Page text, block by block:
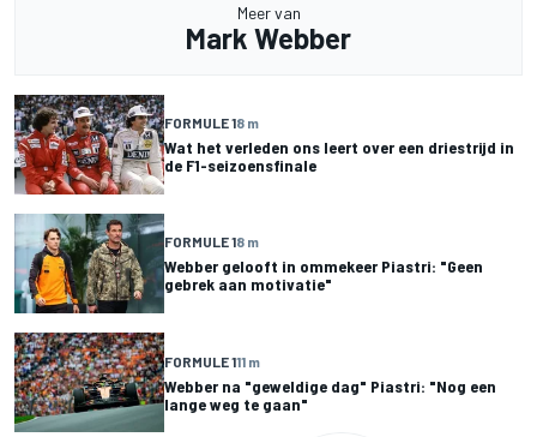
Meer van
Mark Webber
FORMULE 18 m
Wat het verleden ons leert over een driestrijd in
de F1-seizoensfinale
FORMULE 18 m
Webber gelooft in ommekeer Piastri: "Geen
gebrek aan motivatie"
FORMULE 111 m
Webber na "geweldige dag" Piastri: "Nog een
lange weg te gaan"